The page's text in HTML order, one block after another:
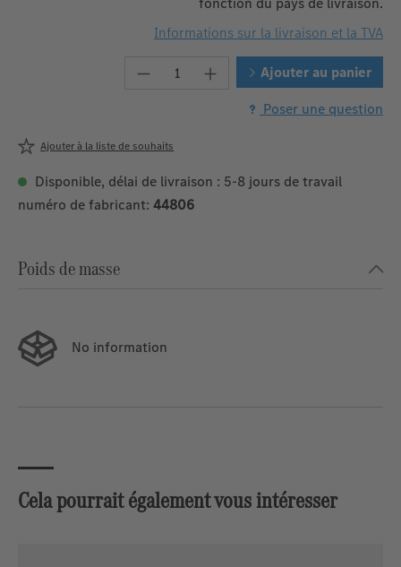
Informations sur la livraison et la TVA
Quantité de produit : Entrez la
Ajouter au panier
Poser une question
Ajouter à la liste de souhaits
Disponible, délai de livraison : 5-8 jours de travail
numéro de fabricant: 44806
Poids de masse
No information
Cela pourrait également vous intéresser